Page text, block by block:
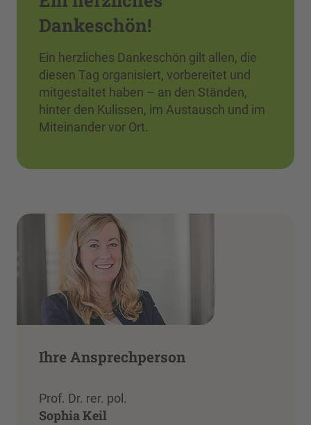
Dankeschön!
Ein herzliches Dankeschön gilt allen, die
diesen Tag organisiert, vorbereitet und
mitgestaltet haben – an den Ständen,
hinter den Kulissen, im Austausch und im
Miteinander vor Ort.
Ihre Ansprechperson
Prof. Dr. rer. pol.
Sophia Keil